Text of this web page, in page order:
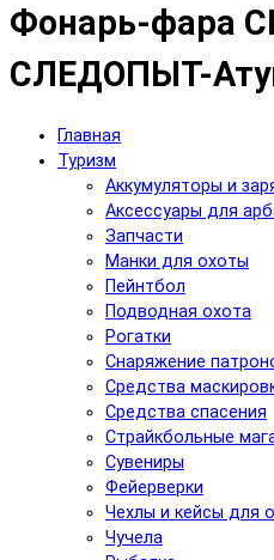
Фонарь-фара
СЛЕДОПЫТ-
Главная
Туризм
Аккумуляторы и
Аксесcуары для
Запчасти
Манки для охоты
Пейнтбол
Подводная охота
Рогатки
Снаряжение
Средства
Средства спасения
Страйкбольные
Сувениры
Фейерверки
Чехлы и кейсы для
Чучела